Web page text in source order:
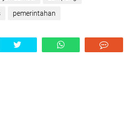
pemerintahan